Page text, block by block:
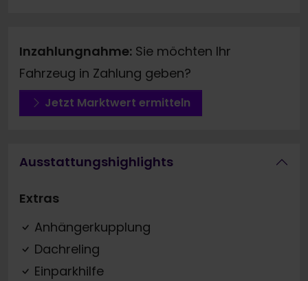
Inzahlungnahme: Sie möchten Ihr
Fahrzeug in Zahlung geben?
Jetzt Marktwert ermitteln
Ausstattungshighlights
Extras
Anhängerkupplung
Dachreling
Einparkhilfe